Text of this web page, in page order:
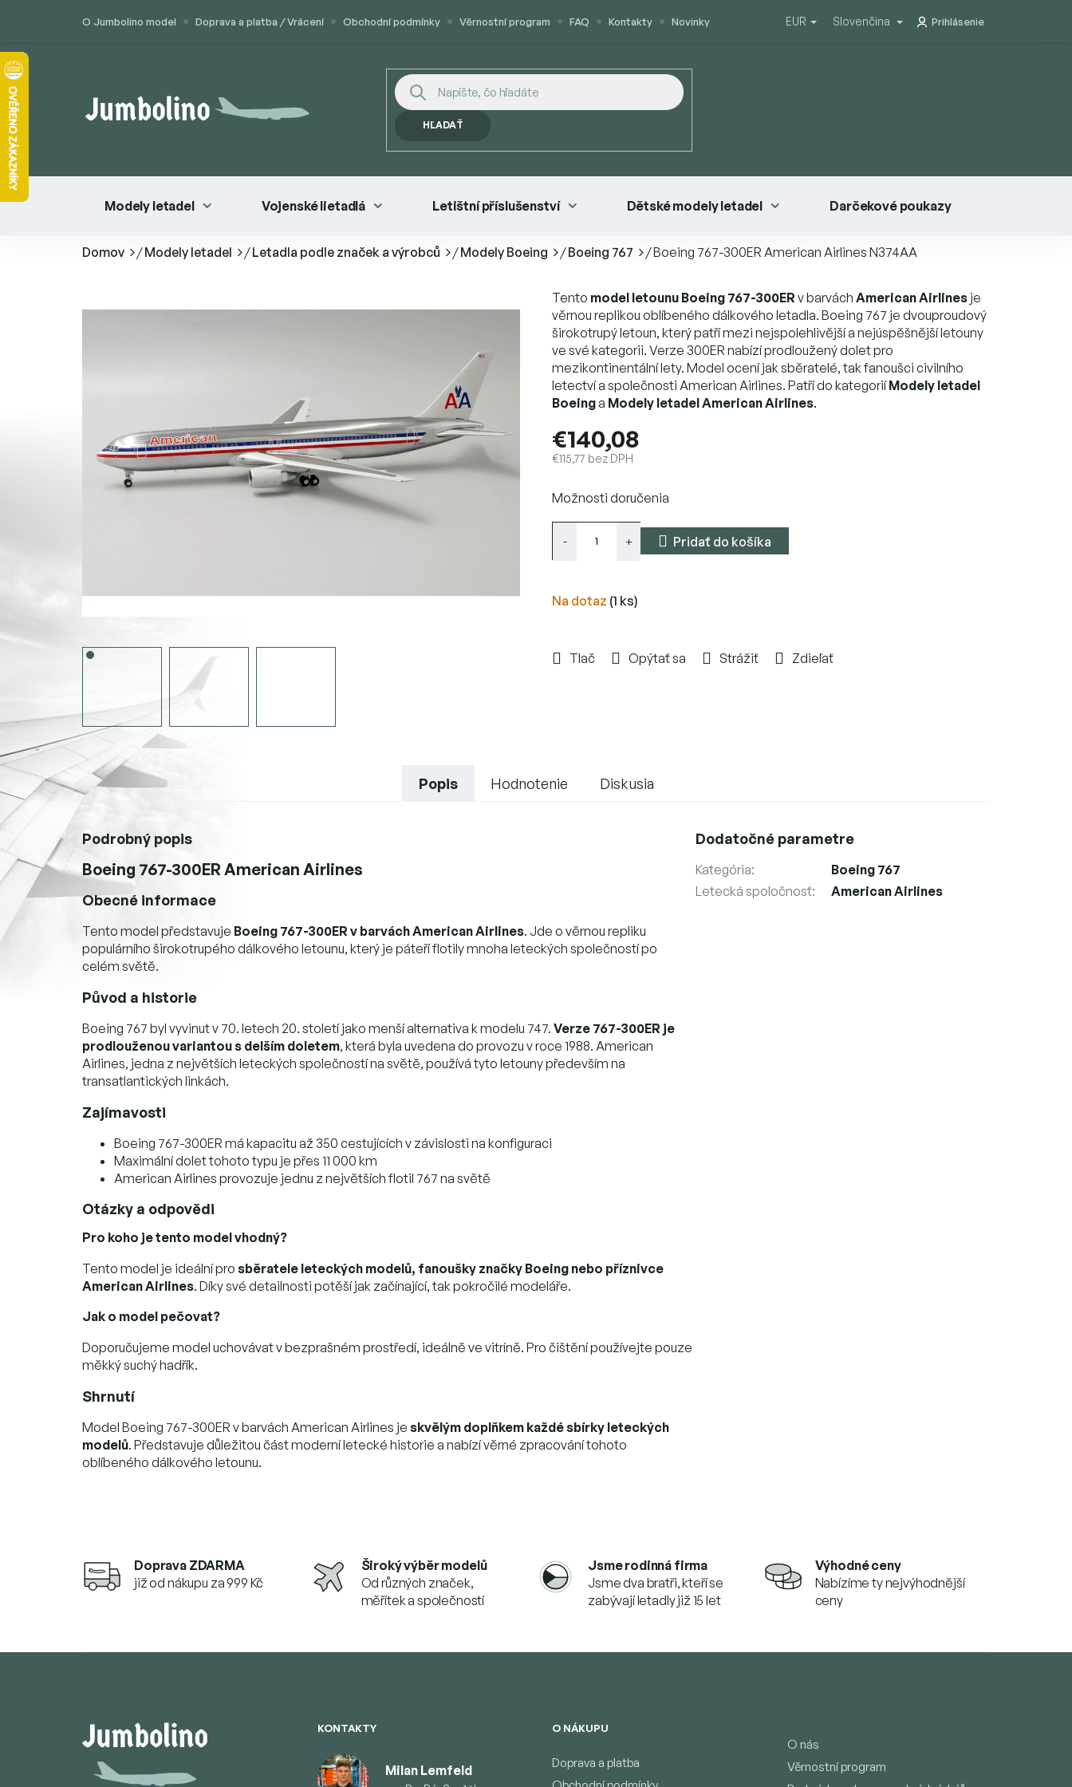
O Jumbolino model Doprava a platba / Vrácení Obchodní podmínky Věrnostní program FAQ Kontakty Novinky EUR Slovenčina Prihlásenie
HĽADAŤ
Modely letadel Vojenské lietadlá Letištní příslušenství Dětské modely letadel Darčekové poukazy
Domov /Modely letadel /Letadla podle značek a výrobců /Modely Boeing /Boeing 767 /Boeing 767-300ER American Airlines N374AA
€140,08
€115,77 bez DPH
cena:
Na dotaz (1 ks)
Možnosti doručenia
Pridať do košíka
Tento model letounu Boeing 767-300ER v barvách American Airlines je
věrnou replikou oblíbeného dálkového letadla. Boeing 767 je dvouproudový
širokotrupý letoun, který patří mezi nejspolehlivější a nejúspěšnější letouny
ve své kategorii. Verze 300ER nabízí prodloužený dolet pro
mezikontinentální lety. Model ocení jak sběratelé, tak fanoušci civilního
letectví a společnosti American Airlines. Patří do kategoriíModely letadel
Boeinga Modely letadel American Airlines.
Tlač Opýtať sa Strážiť Zdieľať
Doprava ZDARMA
již od nákupu za 999 Kč
Široký výběr modelů
Od různých značek,
měřítek a společností
Jsme rodinná firma
Jsme dva bratři, kteří se
zabývají letadly již 15 let
Výhodné ceny
Nabízíme ty nejvýhodnější
ceny
Popis Hodnotenie Diskusia
Podrobný popis
Boeing 767-300ER American Airlines
Obecné informace
Tento model představuje Boeing 767-300ER v barvách American Airlines. Jde o věrnou repliku
populárního širokotrupého dálkového letounu, který je páteří flotily mnoha leteckých společností po
celém světě.
Původ a historie
Boeing 767 byl vyvinut v 70. letech 20. století jako menší alternativa k modelu 747. Verze 767-300ER je
prodlouženou variantou s delším doletem, která byla uvedena do provozu v roce 1988. American
Airlines, jedna z největších leteckých společností na světě, používá tyto letouny především na
transatlantických linkách.
Zajímavosti
Boeing 767-300ER má kapacitu až 350 cestujících v závislosti na konfiguraci
Maximální dolet tohoto typu je přes 11 000 km
American Airlines provozuje jednu z největších flotil 767 na světě
Otázky a odpovědi
Pro koho je tento model vhodný?
Tento model je ideální pro sběratele leteckých modelů, fanoušky značky Boeing nebo příznivce
American Airlines. Díky své detailnosti potěší jak začínající, tak pokročilé modeláře.
Jak o model pečovat?
Doporučujeme model uchovávat v bezprašném prostředí, ideálně ve vitríně. Pro čištění používejte pouze
měkký suchý hadřík.
Shrnutí
Model Boeing 767-300ER v barvách American Airlines je skvělým doplňkem každé sbírky leteckých
modelů. Představuje důležitou část moderní letecké historie a nabízí věrné zpracování tohoto
oblíbeného dálkového letounu.
Dodatočné parametre
Kategória:
Boeing 767
Letecká spoločnosť: American Airlines
KONTAKTY
Milan Lemfeld
O NÁKUPU
Doprava a platba
O nás
Věrnostní program